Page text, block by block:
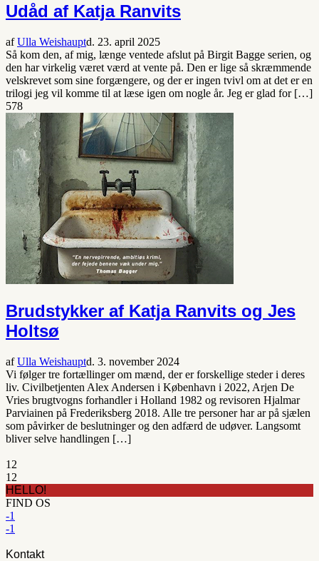
Udåd af Katja Ranvits
afUlla Weishauptd. 23. april 2025
Så kom den, af mig, længe ventede afslut på Birgit Bagge serien, og
den har virkelig været værd at vente på. Den er lige så skræmmende
velskrevet som sine forgængere, og der er ingen tvivl om at det er en
trilogi jeg vil komme til at læse igen om nogle år. Jeg er glad for […]
578
Brudstykker af Katja Ranvits og Jes
Holtsø
afUlla Weishauptd. 3. november 2024
Vi følger tre fortællinger om mænd, der er forskellige steder i deres
liv. Civilbetjenten Alex Andersen i København i 2022, Arjen De
Vries brugtvogns forhandler i Holland 1982 og revisoren Hjalmar
Parviainen på Frederiksberg 2018. Alle tre personer har ar på sjælen
som påvirker de beslutninger og den adfærd de udøver. Langsomt
bliver selve handlingen […]
1 2
1 2
HELLO!
FIND OS
-1
-1
Kontakt